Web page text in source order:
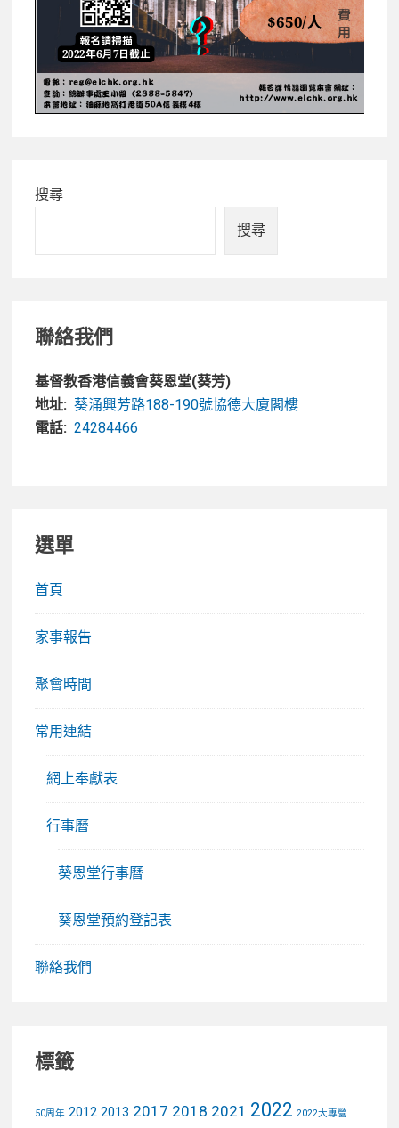
Primary
Sidebar
搜尋
搜尋
聯絡我們
基督教香港信義會葵恩堂(葵芳)
地址: 葵涌興芳路188-190號協德大廈閣樓
電話: 24284466
選單
首頁
家事報告
聚會時間
常用連結
網上奉獻表
行事曆
葵恩堂行事曆
葵恩堂預約登記表
聯絡我們
標籤
50周年 2012 2013 2017 2018 2021 2022 2022大專營